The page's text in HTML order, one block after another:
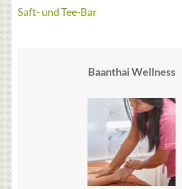
Saft- und Tee-Bar
Baanthai Wellness